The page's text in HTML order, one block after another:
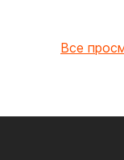
Все